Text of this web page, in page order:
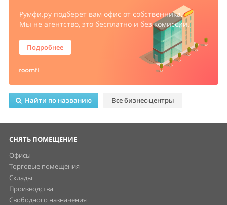
Румфи.ру подберет вам офис от собственника.
Мы не агентство, это бесплатно и без комиссии.
Подробнее
Найти по названию Все бизнес-центры
СНЯТЬ ПОМЕЩЕНИЕ
Офисы
Торговые помещения
Склады
Производства
Свободного назначения